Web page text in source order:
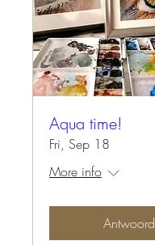
Aqua time!
Fri, Sep 18
More info
Antwoord